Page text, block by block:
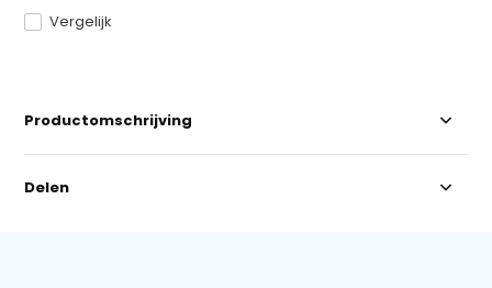
Vergelijk
Productomschrijving
Delen